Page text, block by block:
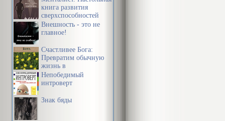
книга развития
сверхспособностей
сознания
Внешность - это не
главное!
Счастливее Бога:
Превратим обычную
жизнь в
необыкновенное
приключение
Непобедимый
интроверт
Знак бяды